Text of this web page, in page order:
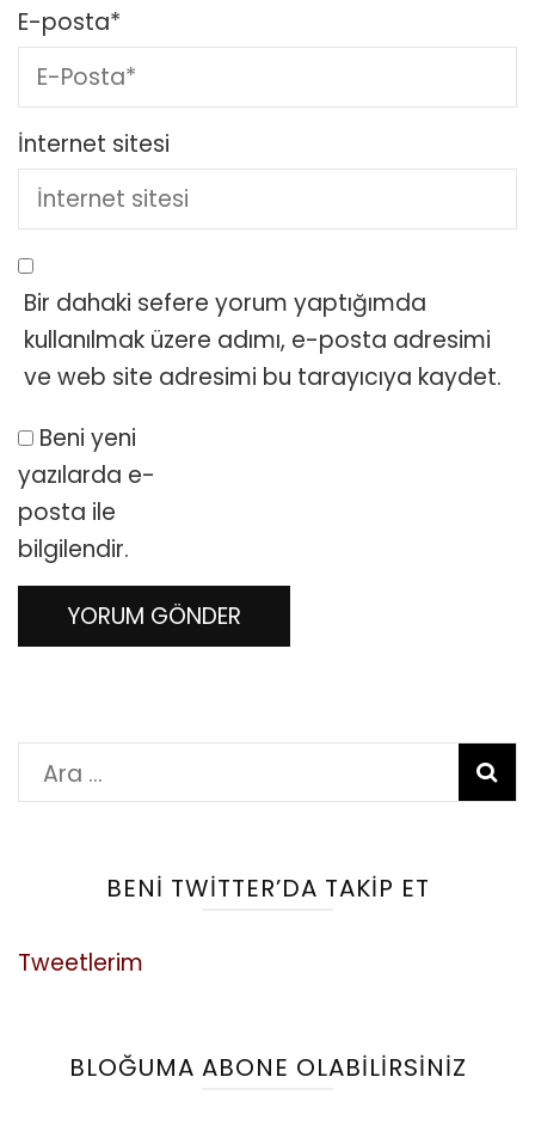
E-posta*
İnternet sitesi
Bir dahaki sefere yorum yaptığımda
kullanılmak üzere adımı, e-posta adresimi
ve web site adresimi bu tarayıcıya kaydet.
Beni yeni
yazılarda e-
posta ile
bilgilendir.
Arama:
BENI TWITTER’DA TAKIP ET
Tweetlerim
BLOĞUMA ABONE OLABILIRSINIZ